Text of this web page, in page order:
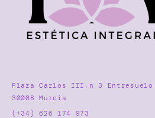
Plaza Carlos III,n 3 Entresuelo
30008 Murcia
(+34) 626 174 973